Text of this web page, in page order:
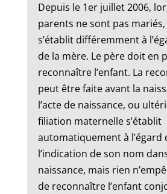
Depuis le 1er juillet 2006,
parents ne sont pas
s’établit différemment à
de la mère. Le père doit en
reconnaître l’enfant. La
peut être faite avant la
l’acte de naissance, ou
filiation maternelle s’établit
automatiquement à l’égard
l’indication de son nom
naissance, mais rien
de reconnaître l’enfant